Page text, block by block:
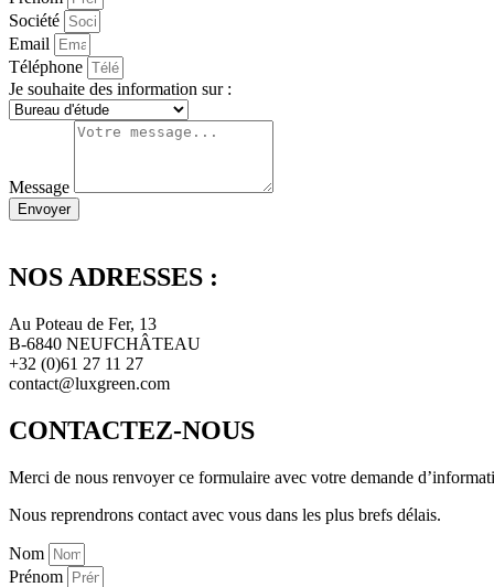
Société
Email
Téléphone
Je souhaite des information sur :
Message
Envoyer
NOS ADRESSES :
Au Poteau de Fer, 13
B-6840 NEUFCHÂTEAU
+32 (0)61 27 11 27
contact@luxgreen.com
CONTACTEZ-NOUS
Merci de nous renvoyer ce formulaire avec votre demande
Nous reprendrons contact avec vous dans les plus brefs délais.
Nom
Prénom